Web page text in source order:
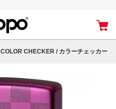
COLOR CHECKER / カラーチェッカー